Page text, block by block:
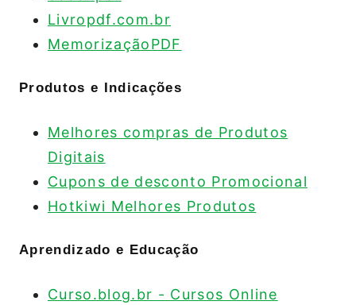
Livropdf.com.br
MemorizaçãoPDF
Produtos e Indicações
Melhores compras de Produtos
Digitais
Cupons de desconto Promocional
Hotkiwi Melhores Produtos
Aprendizado e Educação
Curso.blog.br - Cursos Online